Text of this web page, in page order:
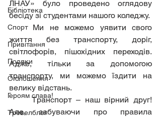
Бібліотека
Спорт
Привітання
Подяки
Оголошення
Героям слава!
Тревелблог
ЛНАУ» було проведено оглядову
бесіду зі студентами нашого коледжу.
	Ми не можемо уявити свого
життя без транспорту, доріг,
світлофорів, пішохідних переходів.
Адже, тільки за допомогою
транспорту, ми можемо їздити на
велику відстань.
	Транспорт – наш вірний друг!
Але, забуваючи про правила